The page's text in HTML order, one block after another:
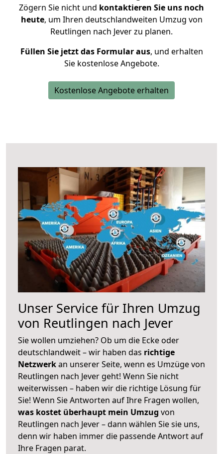
Zögern Sie nicht und kontaktieren Sie uns noch
heute, um Ihren deutschlandweiten Umzug von
Reutlingen nach Jever zu planen.
Füllen Sie jetzt das Formular aus, und erhalten
Sie kostenlose Angebote.
Kostenlose Angebote erhalten
Unser Service für Ihren Umzug
von Reutlingen nach Jever
Sie wollen umziehen? Ob um die Ecke oder
deutschlandweit – wir haben das richtige
Netzwerkan unserer Seite, wenn es Umzüge von
Reutlingen nach Jever geht! Wenn Sie nicht
weiterwissen – haben wir die richtige Lösung für
Sie! Wenn Sie Antworten auf Ihre Fragen wollen,
was kostet überhaupt mein Umzug von
Reutlingen nach Jever – dann wählen Sie sie uns,
denn wir haben immer die passende Antwort auf
Ihre Fragen parat.